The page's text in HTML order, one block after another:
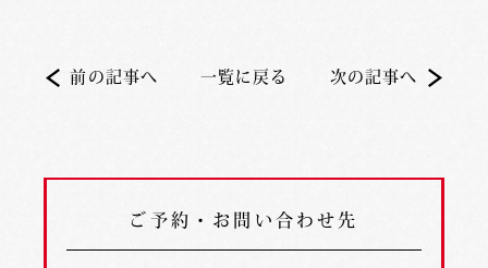
前の記事へ 一覧に戻る 次の記事へ
ご予約・お問い合わせ先